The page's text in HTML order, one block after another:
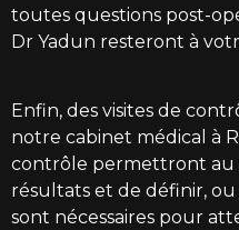
toutes questions post-
Dr Yadun resteront à
Enfin, des visites de
notre cabinet médical à
contrôle permettront au
résultats et de définir, ou
sont nécessaires pour